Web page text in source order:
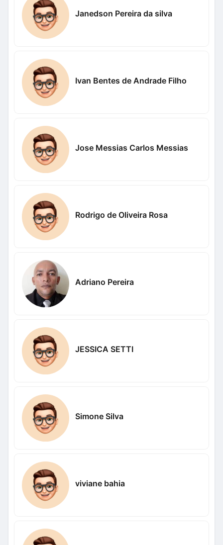
Janedson Pereira da silva
Ivan Bentes de Andrade Filho
Jose Messias Carlos Messias
Rodrigo de Oliveira Rosa
Adriano Pereira
JESSICA SETTI
Simone Silva
viviane bahia